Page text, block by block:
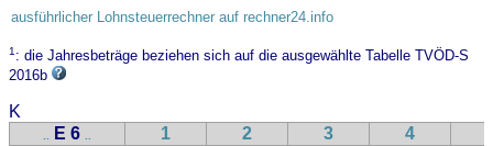
ausführlicher Lohnsteuerrechner auf rechner24.info
1: die Jahresbeträge beziehen sich auf die ausgewählte Tabelle TVÖD-S
2016b
K
.. E 6 .. 1 2 3 4